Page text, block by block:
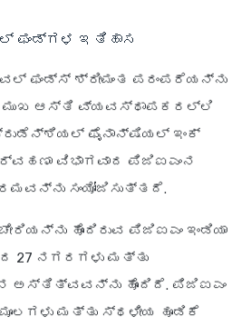
ಫಂಡ್‌ಗಳ ಇತಿಹಾಸ
ಫಂಡ್ಸ್ ಶ್ರೀಮಂತ ಪರಂಪರೆಯನ್ನು
ಆಸ್ತಿ ವ್ಯವಸ್ಥಾಪಕರಲ್ಲಿ
ಫೈನಾನ್ಷಿಯಲ್ ಇಂಕ್
ವಿಭಾಗವಾದ ಪಿಜಿಐಎಂನ
ಸಂಯೋಜಿಸುತ್ತದೆ.
ಹೊಂದಿರುವ ಪಿಜಿಐಎಂ ಇಂಡಿಯಾ
27 ನಗರಗಳು ಮತ್ತು
ಹೊಂದಿದೆ. ಪಿಜಿಐಎಂ
ಮತ್ತು ಸ್ಥಳೀಯ ಹೂಡಿಕೆ